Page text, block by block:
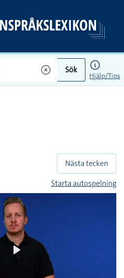
Sök
Hjälp/Tips
Nästa tecken
Starta autospelning
Play